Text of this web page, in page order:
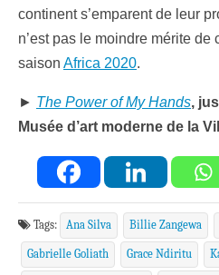
continent s’emparent de leur
n’est pas le moindre mérite de
saison Africa 2020.
► The Power of My Hands,
Musée d’art moderne de la
Tags: Ana Silva Billie Zangewa
Gabrielle Goliath Grace Ndiritu